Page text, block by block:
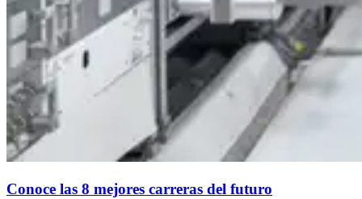
Conoce las 8 mejores carreras del futuro